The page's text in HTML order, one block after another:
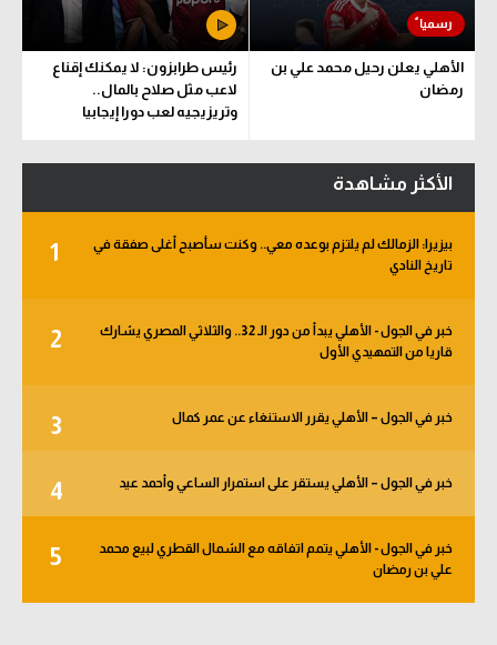
الأهلي يعلن رحيل محمد علي بن
رمضان
رئيس طرابزون: لا يمكنك إقناع
لاعب مثل صلاح بالمال..
وتريزيجيه لعب دورا إيجابيا
الأكثر مشاهدة
1
بيزيرا: الزمالك لم يلتزم بوعده معي.. وكنت سأصبح أغلى صفقة في
تاريخ النادي
2
خبر في الجول - الأهلي يبدأ من دور الـ 32.. والثلاثي المصري يشارك
قاريا من التمهيدي الأول
3 خبر في الجول – الأهلي يقرر الاستنغاء عن عمر كمال
4 خبر في الجول – الأهلي يستقر على استمرار الساعي وأحمد عيد
5
خبر في الجول - الأهلي يتمم اتفاقه مع الشمال القطري لبيع محمد
علي بن رمضان